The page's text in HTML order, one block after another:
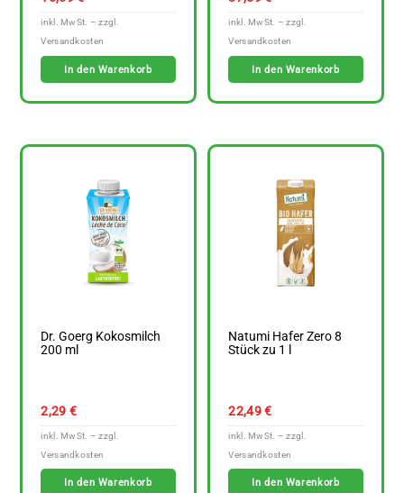
In den Warenkorb In den Warenkorb
Dr. Goerg Kokosmilch
200 ml
2,29 €
In den Warenkorb
Natumi Hafer Zero 8
Stück zu 1 l
22,49€
In den Warenkorb